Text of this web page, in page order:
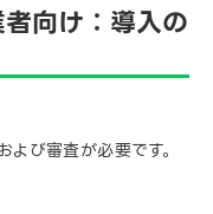
向け：導入の
び審査が必要です。